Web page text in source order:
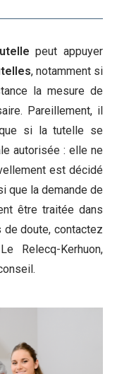
peut appuyer
, notamment si
la mesure de
Pareillement, il
si la tutelle se
autorisée : elle ne
est décidé
que la demande de
être traitée dans
de doute, contactez
Relecq-Kerhuon,